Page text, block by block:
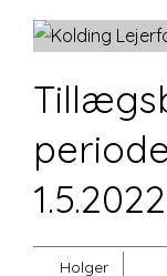
1.5.2022
Holger
Regler og
Kontakt